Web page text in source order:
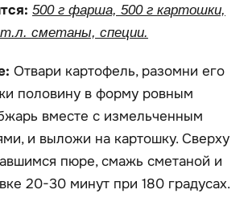
500 г фарша, 500 г картошки,
сметаны, специи.
Отвари картофель, разомни его
половину в форму ровным
вместе с измельченным
и выложи на картошку. Сверху
пюре, смажь сметаной и
20-30 минут при 180 градусах.